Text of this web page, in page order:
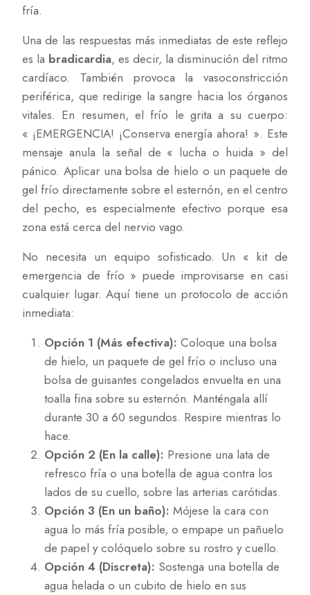
fría.
Una de las respuestas más inmediatas de este reflejo
es la bradicardia, es decir, la disminución del ritmo
cardíaco. También provoca la vasoconstricción
periférica, que redirige la sangre hacia los órganos
vitales. En resumen, el frío le grita a su cuerpo:
« ¡EMERGENCIA! ¡Conserva energía ahora! ». Este
mensaje anula la señal de « lucha o huida » del
pánico. Aplicar una bolsa de hielo o un paquete de
gel frío directamente sobre el esternón, en el centro
del pecho, es especialmente efectivo porque esa
zona está cerca del nervio vago.
No necesita un equipo sofisticado. Un « kit de
emergencia de frío » puede improvisarse en casi
cualquier lugar. Aquí tiene un protocolo de acción
inmediata:
Opción 1 (Más efectiva): Coloque una bolsa
de hielo, un paquete de gel frío o incluso una
bolsa de guisantes congelados envuelta en una
toalla fina sobre su esternón. Manténgala allí
durante 30 a 60 segundos. Respire mientras lo
hace.
Opción 2 (En la calle): Presione una lata de
refresco fría o una botella de agua contra los
lados de su cuello, sobre las arterias carótidas.
Opción 3 (En un baño): Mójese la cara con
agua lo más fría posible, o empape un pañuelo
de papel y colóquelo sobre su rostro y cuello.
Opción 4 (Discreta): Sostenga una botella de
agua helada o un cubito de hielo en sus